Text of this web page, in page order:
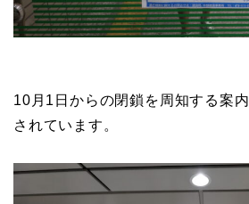
10月1日からの閉鎖を周知する案
されています。